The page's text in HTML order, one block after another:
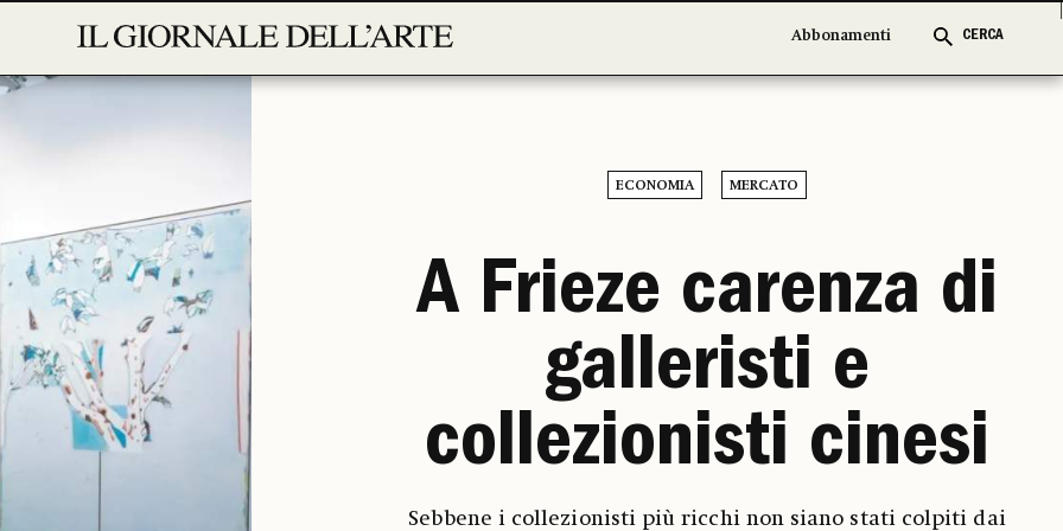
Abbonamenti CERCA
Abbonamenti CERCA
ECONOMIA MERCATO
A Frieze carenza di
galleristi e
collezionisti cinesi
Sebbene i collezionisti più ricchi non siano stati colpiti dai